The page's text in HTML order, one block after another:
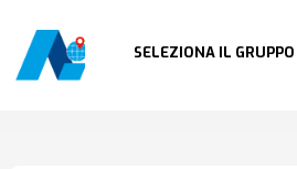
SELEZIONA IL GRUPPO